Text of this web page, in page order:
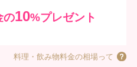
の10%プレゼント
料理・飲み物料金の相場って